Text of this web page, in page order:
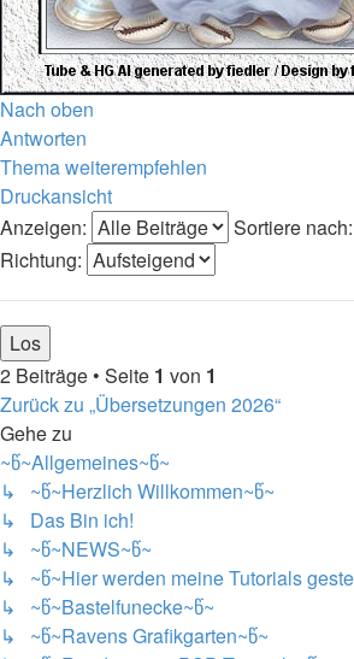
Nach oben
Antworten
Thema weiterempfehlen
Druckansicht
Anzeigen:
Sortiere nach:
Richtung:
2 Beiträge • Seite 1 von 1
Zurück zu „Übersetzungen 2026“
Gehe zu
~წ~Allgemeines~წ~
↳ ~წ~Herzlich Willkommen~წ~
↳ Das Bin ich!
↳ ~წ~NEWS~წ~
↳ ~წ~Hier werden meine Tutorials
↳ ~წ~Bastelfunecke~წ~
↳ ~წ~Ravens Grafikgarten~წ~